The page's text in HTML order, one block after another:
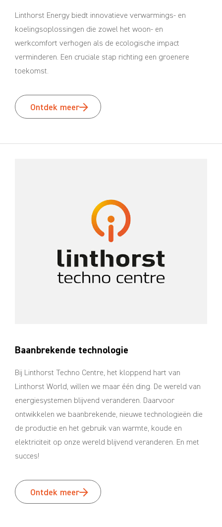
Linthorst Energy biedt innovatieve verwarmings- en
koelingsoplossingen die zowel het woon- en
werkcomfort verhogen als de ecologische impact
verminderen. Een cruciale stap richting een groenere
toekomst.
Ontdek meer
Baanbrekende technologie
Bij Linthorst Techno Centre, het kloppend hart van
Linthorst World, willen we maar één ding. De wereld van
energiesystemen blijvend veranderen. Daarvoor
ontwikkelen we baanbrekende, nieuwe technologieën die
de productie en het gebruik van warmte, koude en
elektriciteit op onze wereld blijvend veranderen. En met
succes!
Ontdek meer